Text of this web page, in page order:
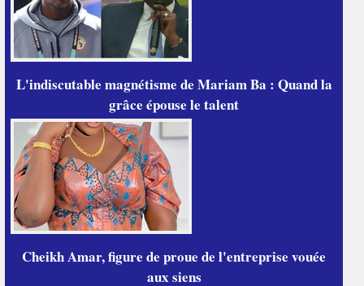
L'indiscutable magnétisme de Mariam Ba : Quand la
grâce épouse le talent
Cheikh Amar, figure de proue de l'entreprise vouée
aux siens